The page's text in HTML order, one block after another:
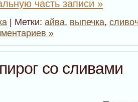
часть записи »
| Метки: айва, выпечка,
»
со сливами